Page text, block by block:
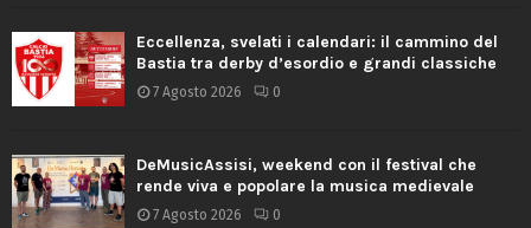
Eccellenza, svelati i calendari: il cammino del
Bastia tra derby d’esordio e grandi classiche
7 Agosto 2026 0
DeMusicAssisi, weekend con il festival che
rende viva e popolare la musica medievale
7 Agosto 2026 0